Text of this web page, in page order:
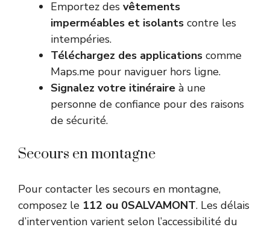
Emportez des vêtements
imperméables et isolants contre les
intempéries.
Téléchargez des applications comme
Maps.me pour naviguer hors ligne.
Signalez votre itinéraire à une
personne de confiance pour des raisons
de sécurité.
Secours en montagne
Pour contacter les secours en montagne,
composez le 112 ou 0SALVAMONT. Les délais
d’intervention varient selon l’accessibilité du